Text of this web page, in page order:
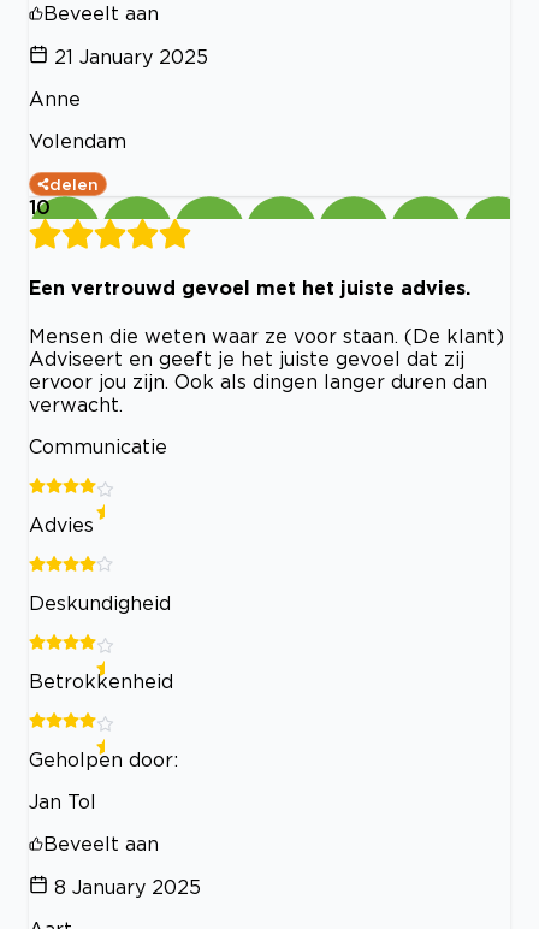
Beveelt aan
21 January 2025
Anne
Volendam
delen
10
Een vertrouwd gevoel met het juiste advies.
Mensen die weten waar ze voor staan. (De klant)
Adviseert en geeft je het juiste gevoel dat zij
ervoor jou zijn. Ook als dingen langer duren dan
verwacht.
Communicatie
Advies
Deskundigheid
Betrokkenheid
Geholpen door:
Jan Tol
Beveelt aan
8 January 2025